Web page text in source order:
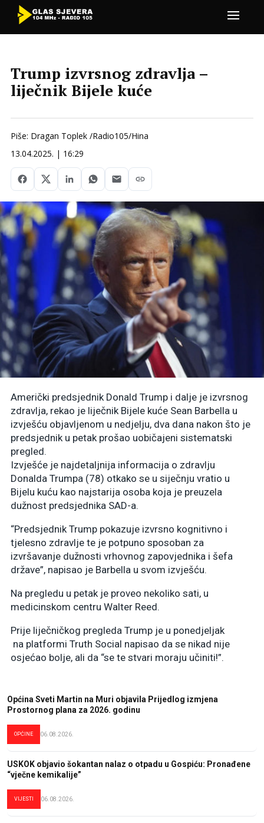
Trump izvrsnog zdravlja –
liječnik Bijele kuće
Piše: Dragan Toplek /Radio105/Hina
13.04.2025. | 16:29
Američki predsjednik Donald Trump i dalje je izvrsnog
zdravlja, rekao je liječnik Bijele kuće Sean Barbella u
izvješću objavljenom u nedjelju, dva dana nakon što je
predsjednik u petak prošao uobičajeni sistematski
pregled.
Izvješće je najdetaljnija informacija o zdravlju
Donalda Trumpa (78) otkako se u siječnju vratio u
Bijelu kuću kao najstarija osoba koja je preuzela
dužnost predsjednika SAD-a.
“Predsjednik Trump pokazuje izvrsno kognitivno i
tjelesno zdravlje te je potpuno sposoban za
izvršavanje dužnosti vrhovnog zapovjednika i šefa
države”, napisao je Barbella u svom izvješću.
Na pregledu u petak je proveo nekoliko sati, u
medicinskom centru Walter Reed.
Prije liječničkog pregleda Trump je u ponedjeljak
na platformi Truth Social napisao da se nikad nije
osjećao bolje, ali da “se te stvari moraju učiniti!”.
Općina Sveti Martin na Muri objavila Prijedlog izmjena
Prostornog plana za 2026. godinu
OPĆINE 06.08.2026.
USKOK objavio šokantan nalaz o otpadu u Gospiću: Pronađene
“vječne kemikalije”
VIJESTI 06.08.2026.